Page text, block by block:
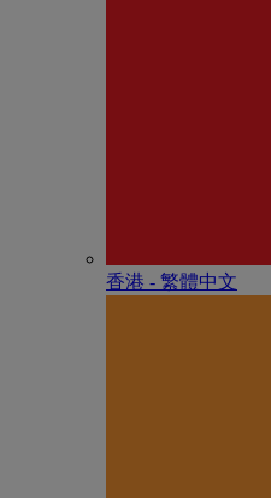
香港 - 繁體中文